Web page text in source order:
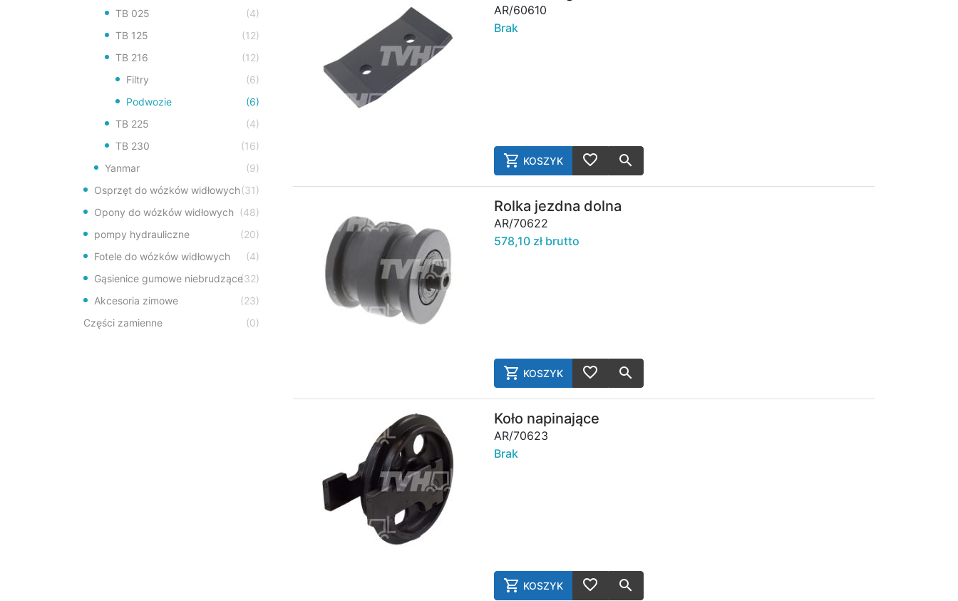
TB 025
(4)
TB 125
(12)
TB 216
(12)
Filtry
(6)
Podwozie
(6)
TB 225
(4)
TB 230
(16)
Yanmar
(9)
Osprzęt do wózków widłowych(31)
Opony do wózków widłowych (48)
pompy hydrauliczne
(20)
Fotele do wózków widłowych
(4)
Gąsienice gumowe niebrudzące(32)
Akcesoria zimowe
(23)
Części zamienne
(0)
AR/60610
Brak
KOSZYK
AddToCart
AddToWishlist
Rolka jezdna dolna
AR/70622
578,10 zł brutto
KOSZYK
AddToCart
AddToWishlist
Koło napinające
AR/70623
Brak
KOSZYK
AddToCart